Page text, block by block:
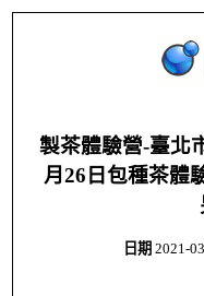
製茶體驗營-臺北
月26日包種茶體
日期 2021-